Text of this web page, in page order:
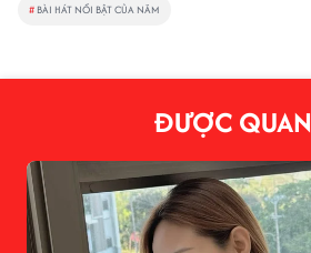
# BÀI HÁT NỔI BẬT CỦA NĂM
ĐƯỢC